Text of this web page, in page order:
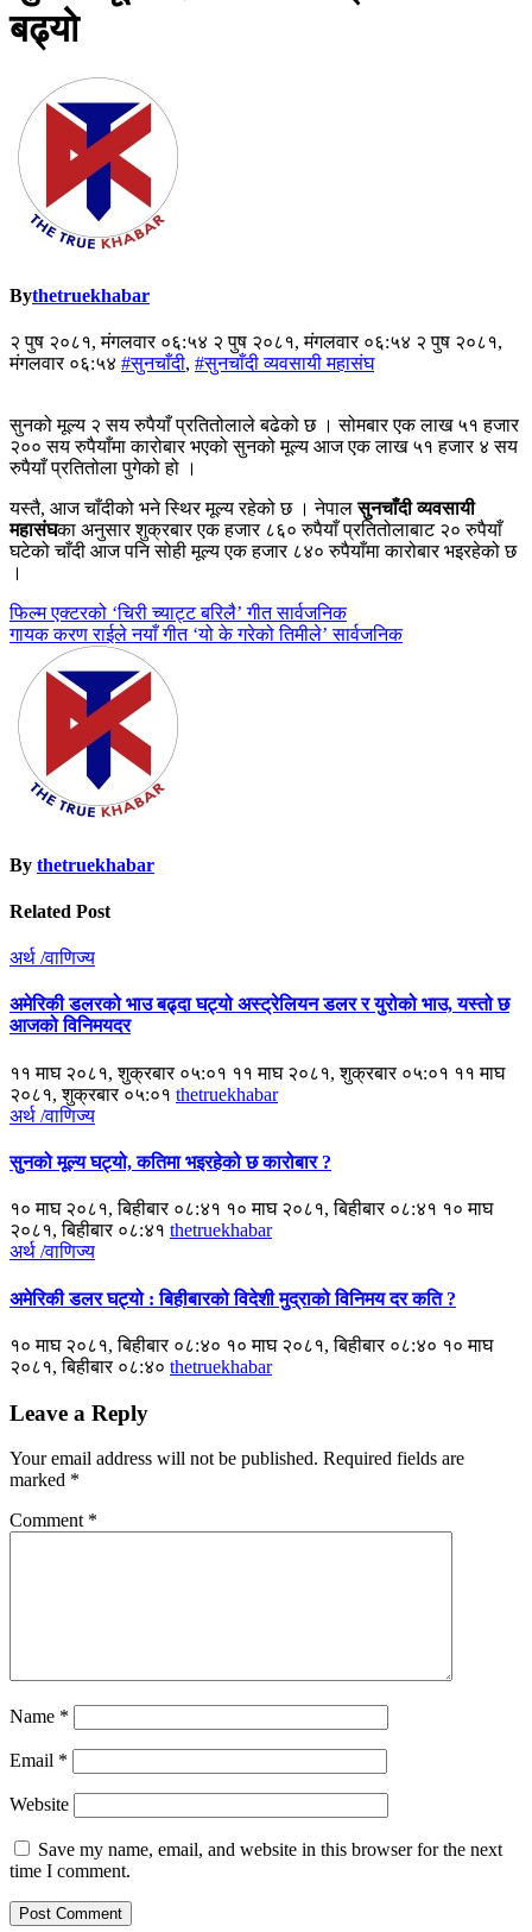
बढ्यो
Bythetruekhabar
२ पुष २०८१, मंगलवार ०६:५४ २ पुष २०८१, मंगलवार ०६:५४ २ पुष २०८१,
मंगलवार ०६:५४ #सुनचाँदी, #सुनचाँदी व्यवसायी महासंघ
सुनको मूल्य २ सय रुपैयाँ प्रतितोलाले बढेको छ । सोमबार एक लाख ५१ हजार
२०० सय रुपैयाँमा कारोबार भएको सुनको मूल्य आज एक लाख ५१ हजार ४ सय
रुपैयाँ प्रतितोला पुगेको हो ।
यस्तै, आज चाँदीको भने स्थिर मूल्य रहेको छ । नेपालसुनचाँदी व्यवसायी
महासंघका अनुसार शुक्रबार एक हजार ८६० रुपैयाँ प्रतितोलाबाट २० रुपैयाँ
घटेको चाँदी आज पनि सोही मूल्य एक हजार ८४० रुपैयाँमा कारोबार भइरहेको छ
।
Post
navigation
फिल्म एक्टरको ‘चिरी च्याट्ट बरिलै’ गीत सार्वजनिक
गायक करण राईले नयाँ गीत ‘यो के गरेको तिमीले’ सार्वजनिक
By thetruekhabar
Related Post
अर्थ /वाणिज्य
अमेरिकी डलरको भाउ बढ्दा घट्यो अस्ट्रेलियन डलर र युरोको भाउ, यस्तो छ
आजको विनिमयदर
११ माघ २०८१, शुक्रबार ०५:०१ ११ माघ २०८१, शुक्रबार ०५:०१ ११ माघ
२०८१, शुक्रबार ०५:०१ thetruekhabar
अर्थ /वाणिज्य
सुनको मूल्य घट्यो, कतिमा भइरहेको छ कारोबार ?
१० माघ २०८१, बिहीबार ०८:४१ १० माघ २०८१, बिहीबार ०८:४१ १० माघ
२०८१, बिहीबार ०८:४१ thetruekhabar
अर्थ /वाणिज्य
अमेरिकी डलर घट्यो : बिहीबारको विदेशी मुद्राको विनिमय दर कति ?
१० माघ २०८१, बिहीबार ०८:४० १० माघ २०८१, बिहीबार ०८:४० १० माघ
२०८१, बिहीबार ०८:४० thetruekhabar
Leave a Reply
Your email address will not be published. Required fields are
marked *
Comment *
Name *
Email *
Website
Save my name, email, and website in this browser for the next
time I comment.